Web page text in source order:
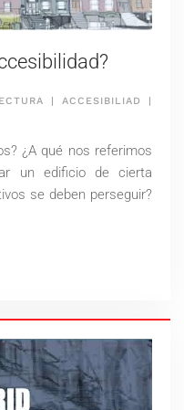
ACCESIBILIAD
¿A qué nos referimos
un edificio de cierta
se deben perseguir?